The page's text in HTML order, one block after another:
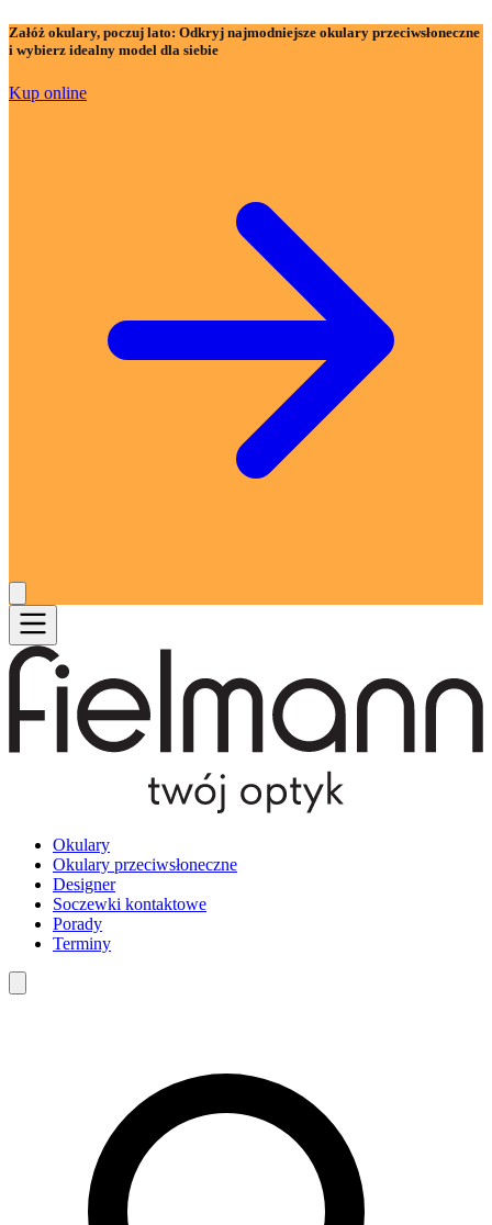
Załóż okulary, poczuj lato: Odkryj najmodniejsze okulary przeciwsłoneczne
i wybierz idealny model dla siebie
Kup online
Okulary
Okulary przeciwsłoneczne
Designer
Soczewki kontaktowe
Porady
Terminy